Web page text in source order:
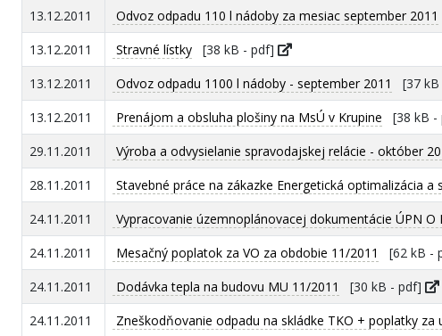
13.12.2011
Odvoz odpadu 110 l nádoby za mesiac september 2011
13.12.2011
Stravné lístky [38 kB - pdf]
13.12.2011
Odvoz odpadu 1100 l nádoby - september 2011
[37
13.12.2011
Prenájom a obsluha plošiny na MsÚ v Krupine [38 kB -
29.11.2011
Výroba a odvysielanie spravodajskej relácie - október
28.11.2011
Stavebné práce na zákazke Energetická optimalizácia a
24.11.2011
Vypracovanie územnoplánovacej dokumentácie ÚPN O
24.11.2011
Mesačný poplatok za VO za obdobie 11/2011
[62 kB -
24.11.2011
Dodávka tepla na budovu MU 11/2011
[30 kB - pdf]
24.11.2011
Zneškodňovanie odpadu na skládke TKO + poplatky za